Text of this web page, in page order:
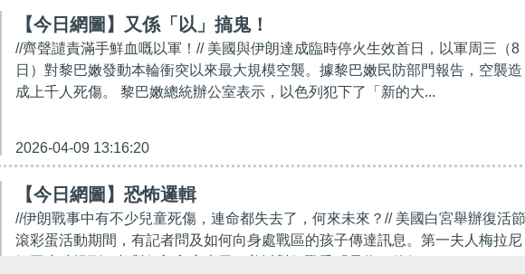
【今日網圖】又係「以」搞鬼！
//齊聲譴責滿手鮮血嘅以軍！// 美國與伊朗達成臨時停火生效首日，以軍周三（8
日）對黎巴嫩發動本輪衝突以來最大規模空襲。據黎巴嫩民防部門報告，空襲造
成上千人死傷。 黎巴嫩總統辦公室表示，以色列犯下了「新的大...
2026-04-09 13:16:20
【今日網圖】恐怖邏輯
//伊朗戰事中有不少兒童死傷，連命都失去了，何來未來？// 美國白宮舉辦復活節
滾彩蛋活動期間，有記者問及如何向身處戰區的孩子傳達訊息。第一夫人梅拉尼